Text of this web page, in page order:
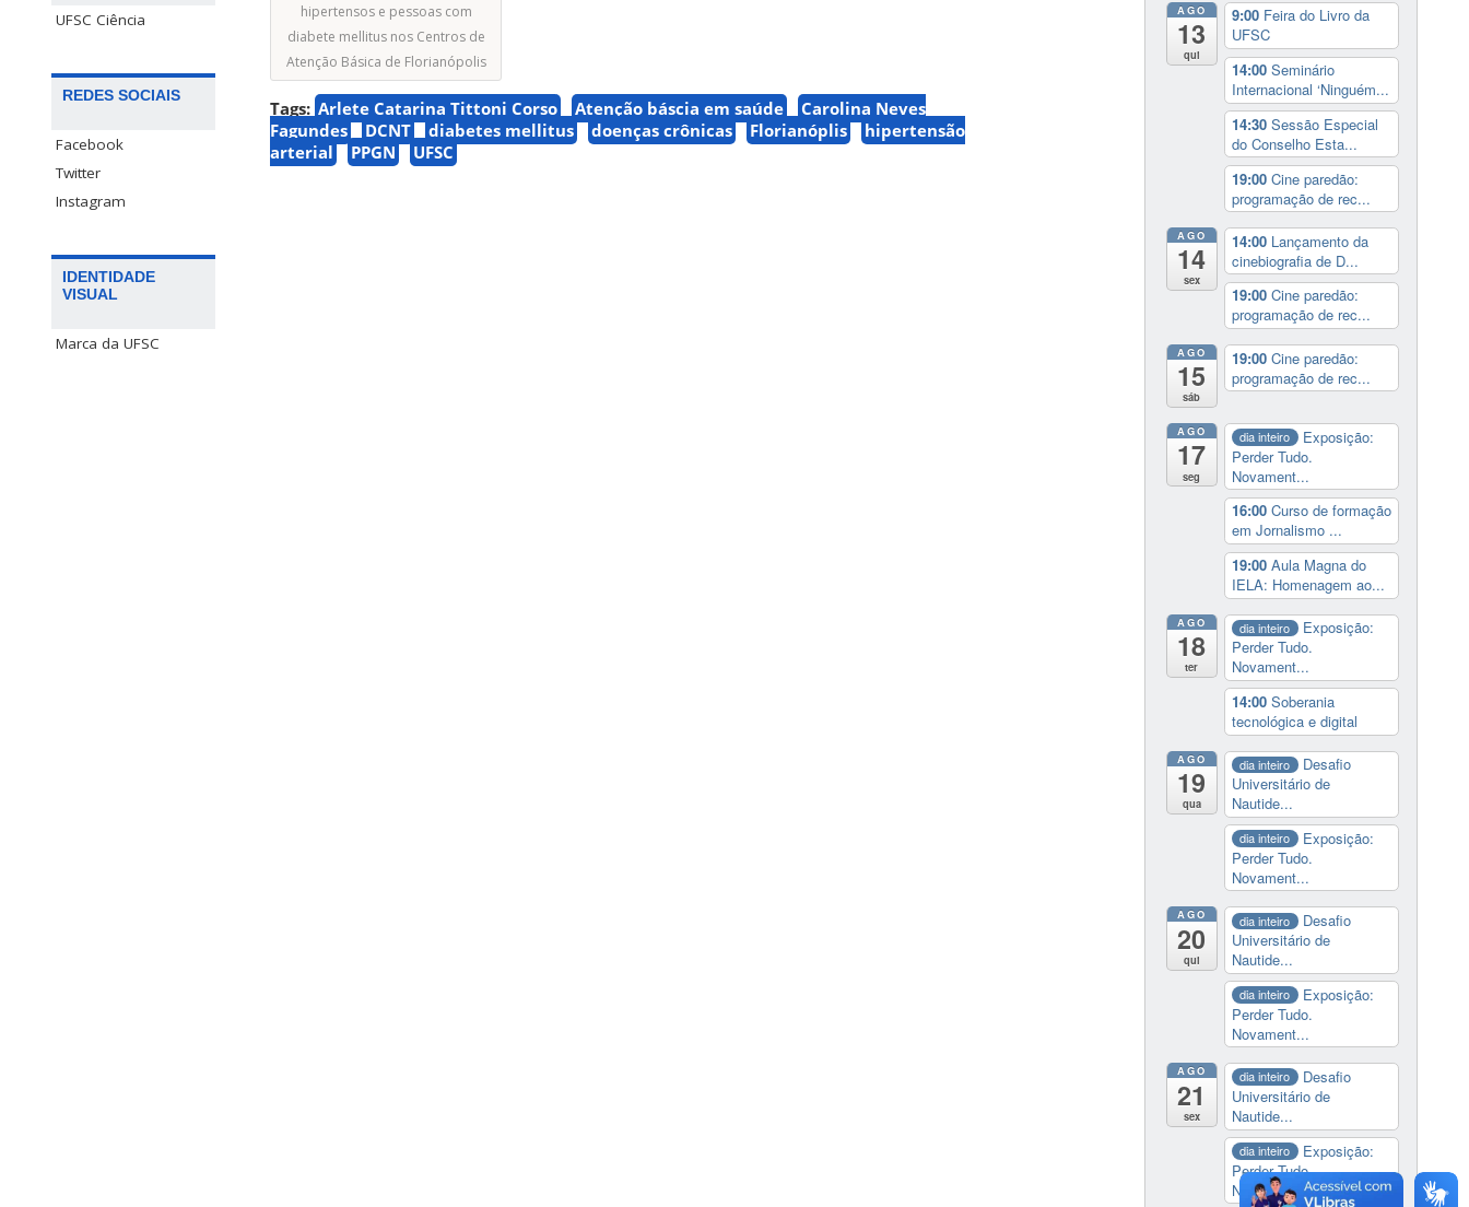
UFSC Ciência
REDES SOCIAIS
Facebook
Twitter
Instagram
IDENTIDADE
VISUAL
Marca da UFSC
hipertensos e pessoas com
diabete mellitus nos Centros de
Atenção Básica de Florianópolis
Tags: Arlete Catarina Tittoni Corso Atenção báscia em saúde
Carolina Neves
Fagundes
DCNT diabetes mellitus doenças crônicas Florianóplis
hipertensão
arterial
PPGN UFSC
AGO
13
qui
9:00 Feira do Livro da
UFSC
14:00 Seminário
Internacional ‘Ninguém...
14:30 Sessão Especial
do Conselho Esta...
19:00 Cine paredão:
programação de rec...
AGO
14
sex
14:00 Lançamento da
cinebiografia de D...
19:00 Cine paredão:
programação de rec...
AGO
15
sáb
19:00 Cine paredão:
programação de rec...
AGO
17
seg
dia inteiro
Exposição:
Perder Tudo.
Novament...
16:00 Curso de formação
em Jornalismo ...
19:00 Aula Magna do
IELA: Homenagem ao...
AGO
18
ter
dia inteiro
Exposição:
Perder Tudo.
Novament...
14:00 Soberania
tecnológica e digital
AGO
19
qua
dia inteiro
Desafio
Universitário de
Nautide...
dia inteiro
Exposição:
Perder Tudo.
Novament...
AGO
20
qui
dia inteiro
Desafio
Universitário de
Nautide...
dia inteiro
Exposição:
Perder Tudo.
Novament...
AGO
21
sex
dia inteiro
Desafio
Universitário de
Nautide...
dia inteiro
Exposição:
Perder Tudo.
Novament...